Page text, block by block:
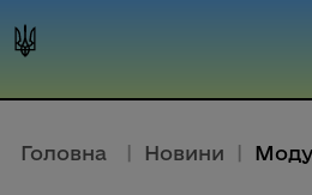
Головна | Новини |